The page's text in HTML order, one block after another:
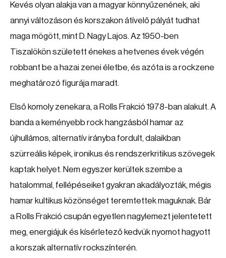
Kevés olyan alakja van a magyar könnyűzenének, aki
annyi változáson és korszakon átívelő pályát tudhat
maga mögött, mint D. Nagy Lajos. Az 1950-ben
Tiszalökön született énekes a hetvenes évek végén
robbant be a hazai zenei életbe, és azóta is a rockzene
meghatározó figurája maradt.
Első komoly zenekara, a Rolls Frakció 1978-ban alakult. A
banda a keményebb rock hangzásból hamar az
újhullámos, alternatív irányba fordult, dalaikban
szürreális képek, ironikus és rendszerkritikus szövegek
kaptak helyet. Nem egyszer kerültek szembe a
hatalommal, fellépéseiket gyakran akadályozták, mégis
hamar kultikus közönséget teremtettek maguknak. Bár
a Rolls Frakció csupán egyetlen nagylemezt jelentetett
meg, energiájuk és kísérletező kedvük nyomot hagyott
a korszak alternatív rockszínterén.